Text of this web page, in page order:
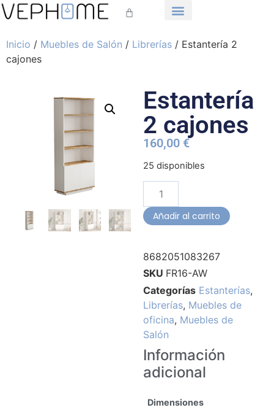
Inicio / Muebles de Salón / Librerías / Estantería 2
cajones
Estantería
2 cajones
160,00 €
25 disponibles
Añadir al carrito
8682051083267
SKU FR16-AW
Categorías Estanterías,
Librerías, Muebles de
oficina, Muebles de
Salón
Información
adicional
Dimensiones